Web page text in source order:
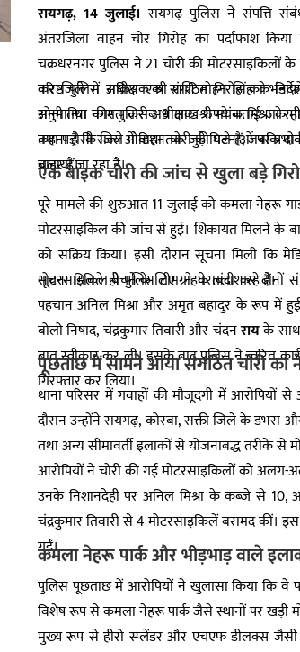
रायगढ़, 14 जुलाई। रायगढ़ पुलिस ने संपत्ति
अंतरजिला वाहन चोर गिरोह का पर्दाफाश किया
चक्रधरनगर पुलिस ने 21 चोरी की मोटरसाइकिलों के
कर जिले में सक्रिय एक संगठित गिरोह का
अनुमानित कीमत करीब 9 लाख रुपये बताई जा रही
तथा पड़ोसी राज्य ओडिशा तक जुड़े मिले हैं, जबकि
बाहर हैं।
वरिष्ठ पुलिस अधीक्षक श्री शशि मोहन सिंह के
सोनी तथा नगर पुलिस अधीक्षक श्री मयंक मिश्रा के
कहना है कि जिले में वाहन चोरी की घटनाओं पर
चलाया जा रहा है।
एक बाइक चोरी की जांच से खुला बड़े
पूरे मामले की शुरुआत 11 जुलाई को कमला नेहरू
मोटरसाइकिल की जांच से हुई। शिकायत मिलने के
को सक्रिय किया। इसी दौरान सूचना मिली कि
मोटरसाइकिल बेचने के लिए ग्राहक तलाश रहे हैं।
सूचना मिलते ही पुलिस टीम ने घेराबंदी कर दोनों
पहचान अनिल मिश्रा और अमृत बहादुर के रूप में
बोलो निषाद, चंद्रकुमार तिवारी और चंदनरायके साथ
बात स्वीकार कर ली। इसके बाद पुलिस ने त्वरित
गिरफ्तार कर लिया।
पूछताछ में सामने आया संगठित चोरी का
थाना परिसर में गवाहों की मौजूदगी में
दौरान उन्होंने रायगढ़, कोरबा, सक्ती जिले के डभरा
तथा अन्य सीमावर्ती इलाकों से योजनाबद्ध तरीके से
आरोपियों ने चोरी की गई मोटरसाइकिलों को अलग-
उनके निशानदेही पर अनिल मिश्रा के कब्जे से 10,
चंद्रकुमार तिवारी से 4 मोटरसाइकिलें बरामद कीं।
गईं।
कमला नेहरू पार्क और भीड़भाड़ वाले
पुलिस पूछताछ में आरोपियों ने खुलासा किया कि वे
विशेष रूप से कमला नेहरू पार्क जैसे स्थानों पर खड़ी
मुख्य रूप से हीरो स्प्लेंडर और एचएफ डीलक्स जैसी